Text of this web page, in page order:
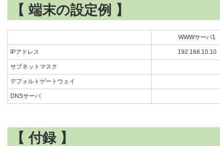
【 端末の設定例 】
WWWサーバ1
IPアドレス 192.168.10.10
サブネットマスク
デフォルトゲートウェイ
DNSサーバ
【 付録 】